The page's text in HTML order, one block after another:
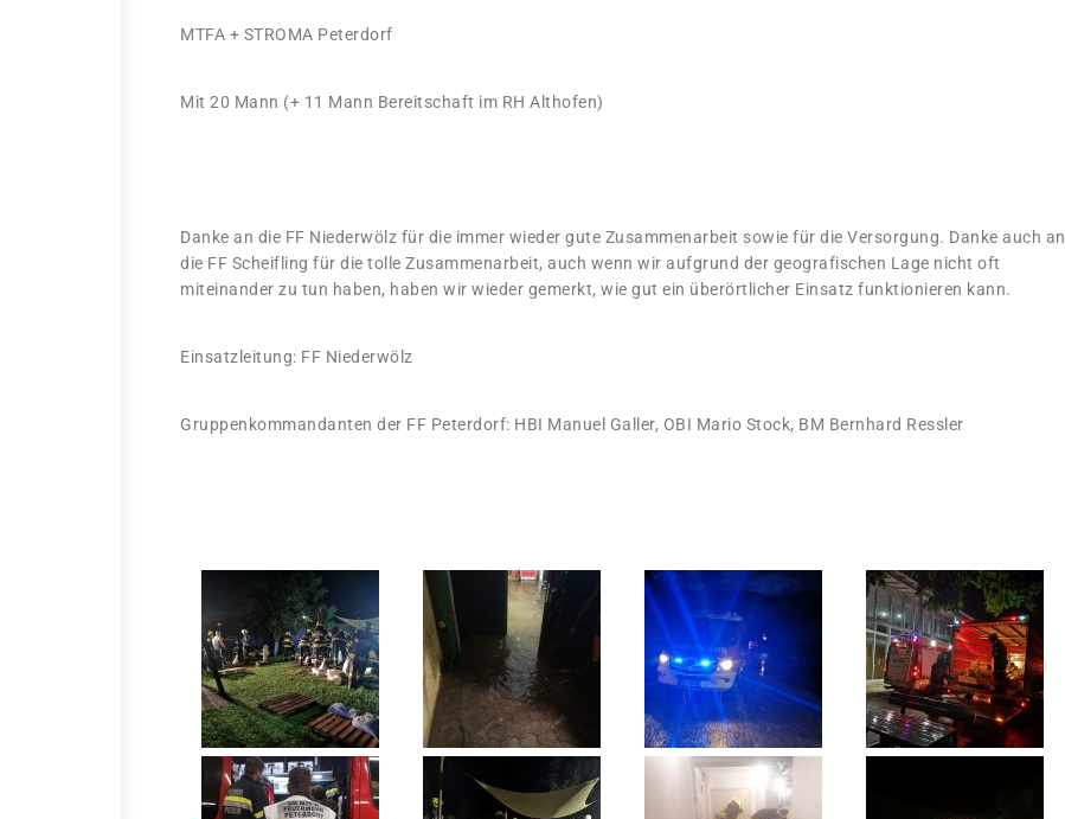
MTFA + STROMA Peterdorf
Mit 20 Mann (+ 11 Mann Bereitschaft im RH Althofen)
Danke an die FF Niederwölz für die immer wieder gute Zusammenarbeit sowie für die Versorgung. Danke auch an
die FF Scheifling für die tolle Zusammenarbeit, auch wenn wir aufgrund der geografischen Lage nicht oft
miteinander zu tun haben, haben wir wieder gemerkt, wie gut ein überörtlicher Einsatz funktionieren kann.
Einsatzleitung: FF Niederwölz
Gruppenkommandanten der FF Peterdorf: HBI Manuel Galler, OBI Mario Stock, BM Bernhard Ressler